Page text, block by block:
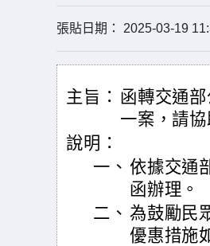
張貼日期： 2025-03-19
主旨： 函轉交通
一案，請
說明：
一、 依據交通
函辦理。
二、 為鼓勵民
優惠措施